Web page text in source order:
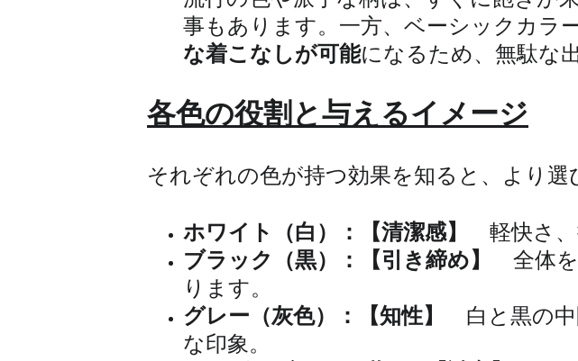
事もあります。一方、ベーシックカラ
な着こなしが可能になるため、無駄な
各色の役割と与えるイメージ
それぞれの色が持つ効果を知ると、より選
ホワイト（白）：【清潔感】
軽快さ、
ブラック（黒）：【引き締め】 全体
ります。
グレー（灰色）：【知性】
白と黒の中
な印象。